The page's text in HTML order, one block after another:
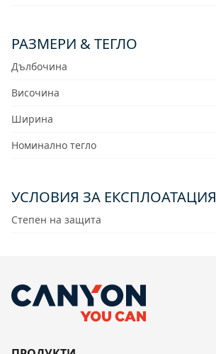
РАЗМЕРИ & ТЕГЛО
Дълбочина
Височина
Ширина
Номинално тегло
УСЛОВИЯ ЗА ЕКСПЛОАТАЦИЯ
Степен на защита